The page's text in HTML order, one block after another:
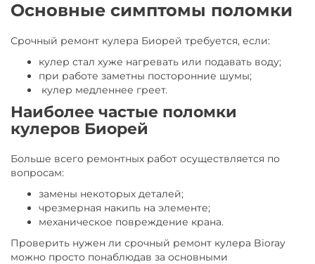
Основные симптомы поломки
Срочный ремонт кулера Биорей требуется, если:
кулер стал хуже нагревать или подавать воду;
при работе заметны посторонние шумы;
кулер медленнее греет.
Наиболее частые поломки
кулеров Биорей
Больше всего ремонтных работ осуществляется по
вопросам:
замены некоторых деталей;
чрезмерная накипь на элементе;
механическое повреждение крана.
Проверить нужен ли срочный ремонт кулера Bioray
можно просто понаблюдав за основными